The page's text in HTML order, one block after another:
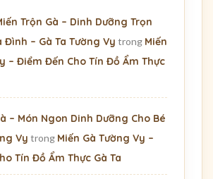
Trộn Gà – Dinh Dưỡng Trọn
Đình – Gà Ta Tường Vy trong Miến
– Điểm Đến Cho Tín Đồ Ẩm Thực
– Món Ngon Dinh Dưỡng Cho Bé
Vy trong Miến Gà Tường Vy –
Tín Đồ Ẩm Thực Gà Ta